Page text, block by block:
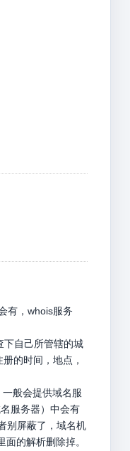
有，whois服务
下自己所管辖的城
的时间，地点，
般会提供域名服
服务器）中会有
别屏蔽了，域名机
的解析删除掉。